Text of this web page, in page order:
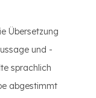
Übersetzung
und -
sprachlich
abgestimmt